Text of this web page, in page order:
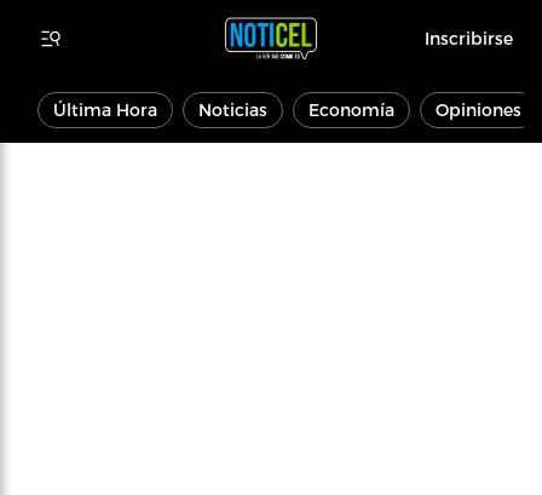
Inscribirse
Última Hora Noticias Economía Opiniones